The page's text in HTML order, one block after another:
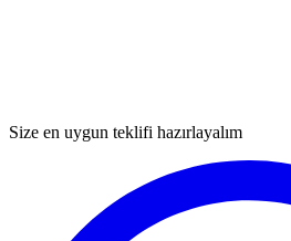
Size en uygun teklifi hazırlayalım